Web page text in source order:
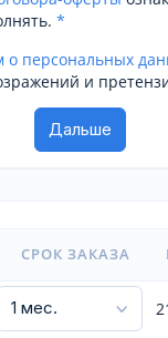
*
о персональных
и
СРОК ЗАКАЗА